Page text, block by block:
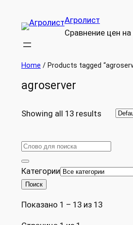
Агролист
Сравнение цен на
Home / Products tagged
agroserver
Showing all 13 results
Категории
Поиск
Показано 1 – 13 из 13